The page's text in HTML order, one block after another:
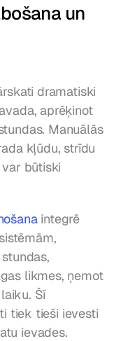
un
dramatiski
aprēķinot
Manuālās
kļūdu, strīdu
būtiski
integrē
likmes, ņemot
Šī
tiek tieši ievesti
ievades.